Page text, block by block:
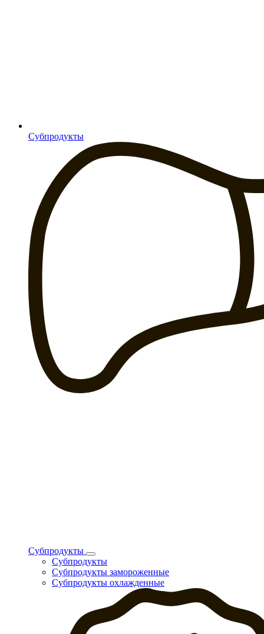
Субпродукты
Субпродукты
Субпродукты
Субпродукты замороженные
Субпродукты охлажденные